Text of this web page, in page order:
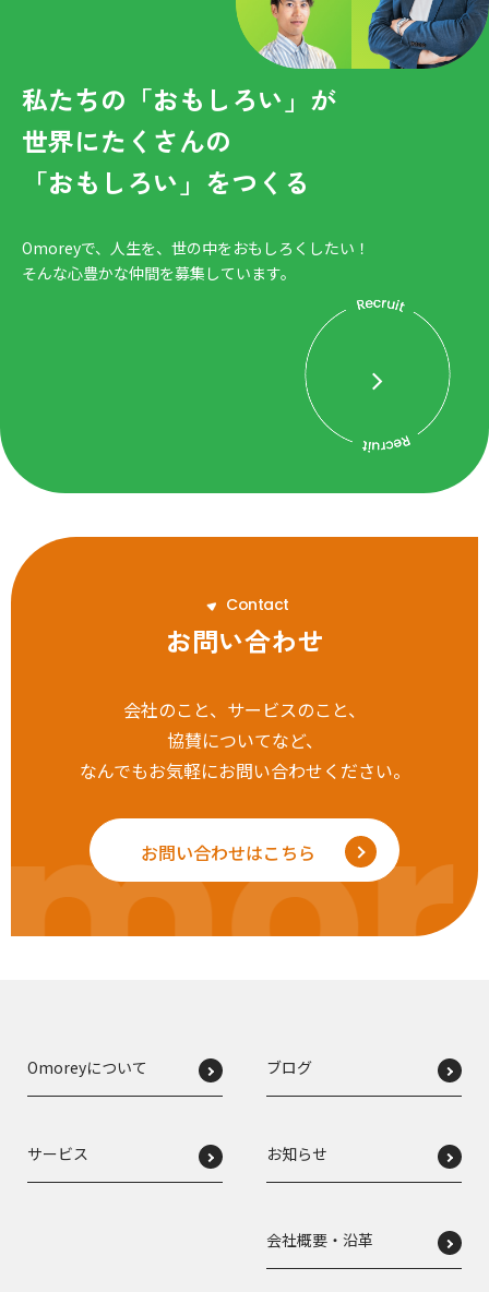
私たちの「おもしろい」が
世界にたくさんの
「おもしろい」をつくる
Omoreyで、人生を、世の中をおもしろくしたい！
そんな心豊かな仲間を募集しています。
Contact
お問い合わせ
会社のこと、サービスのこと、
協賛についてなど、
なんでもお気軽にお問い合わせください。
お問い合わせはこちら
Omoreyについて
サービス
ブログ
お知らせ
会社概要・沿革